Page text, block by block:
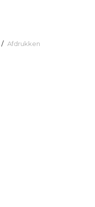
/ Afdrukken